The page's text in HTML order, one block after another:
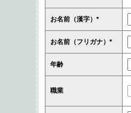
お名前（漢字）*
お名前（フリガナ）*
年齢
職業